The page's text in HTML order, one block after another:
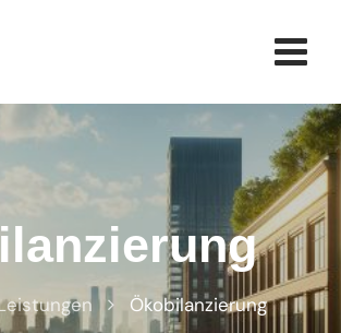
Ökobilanzierung